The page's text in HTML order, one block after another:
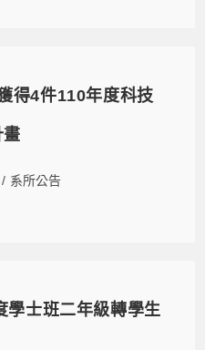
得4件110年度科技
畫
/ 系所公告
士班二年級轉學生